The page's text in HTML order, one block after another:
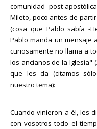
comunidad post-
Mileto, poco antes de
(cosa que Pablo sabía -
Pablo manda un mensaje
curiosamente no llama a
los ancianos de la Iglesia"
que les da (citamos
nuestro tema):
Cuando vinieron a él, les
con vosotros todo el